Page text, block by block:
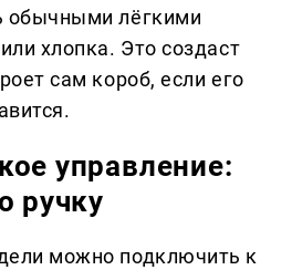
обычными лёгкими
хлопка. Это создаст
сам короб, если его
управление:
ручку
можно подключить к